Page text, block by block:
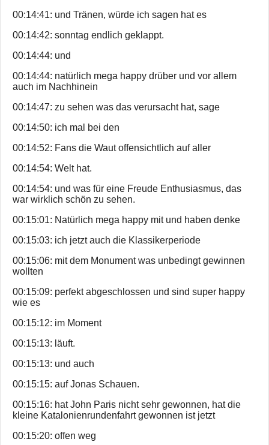
00:14:41: und Tränen, würde ich sagen hat es
00:14:42: sonntag endlich geklappt.
00:14:44: und
00:14:44: natürlich mega happy drüber und vor allem
auch im Nachhinein
00:14:47: zu sehen was das verursacht hat, sage
00:14:50: ich mal bei den
00:14:52: Fans die Waut offensichtlich auf aller
00:14:54: Welt hat.
00:14:54: und was für eine Freude Enthusiasmus, das
war wirklich schön zu sehen.
00:15:01: Natürlich mega happy mit und haben denke
00:15:03: ich jetzt auch die Klassikerperiode
00:15:06: mit dem Monument was unbedingt gewinnen
wollten
00:15:09: perfekt abgeschlossen und sind super happy
wie es
00:15:12: im Moment
00:15:13: läuft.
00:15:13: und auch
00:15:15: auf Jonas Schauen.
00:15:16: hat John Paris nicht sehr gewonnen, hat die
kleine Katalonienrundenfahrt gewonnen ist jetzt
00:15:20: offen weg